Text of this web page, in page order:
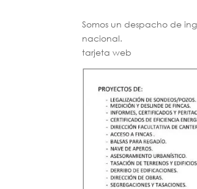
Somos un despacho de
nacional.
tarjeta web